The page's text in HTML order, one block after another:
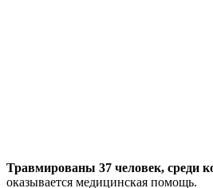
Травмированы 37 человек, среди
оказывается медицинская помощь.